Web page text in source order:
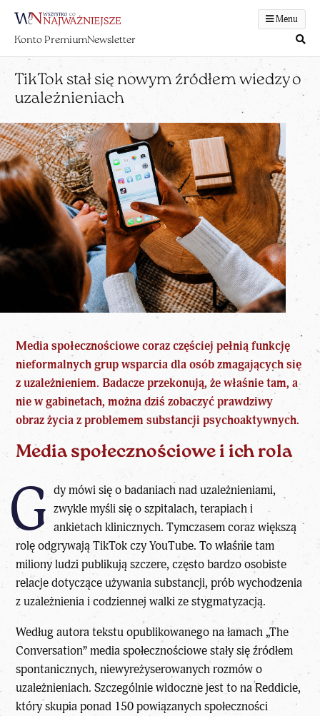
Menu
Konto PremiumNewsletter
TikTok stał się nowym źródłem wiedzy o
uzależnieniach
Media społecznościowe coraz częściej pełnią funkcję
nieformalnych grup wsparcia dla osób zmagających się
z uzależnieniem. Badacze przekonują, że właśnie tam, a
nie w gabinetach, można dziś zobaczyć prawdziwy
obraz życia zproblemem substancji psychoaktywnych.
Media społecznościowe i ich rola
G dy mówi się o badaniach nad uzależnieniami,
zwykle myśli się o szpitalach, terapiach i
ankietach klinicznych. Tymczasem coraz większą
rolę odgrywająTikTokczy YouTube. To właśnie tam
miliony ludzi publikują szczere, często bardzo osobiste
relacje dotycząceużywania substancji, prób wychodzenia
z uzależnienia i codziennej walki ze stygmatyzacją.
Według autora tekstu opublikowanego na łamach „The
Conversation”media społecznościowestały się źródłem
spontanicznych, niewyreżyserowanych rozmów o
uzależnieniach. Szczególnie widoczne jest to na Reddicie,
który skupia ponad 150 powiązanych społeczności